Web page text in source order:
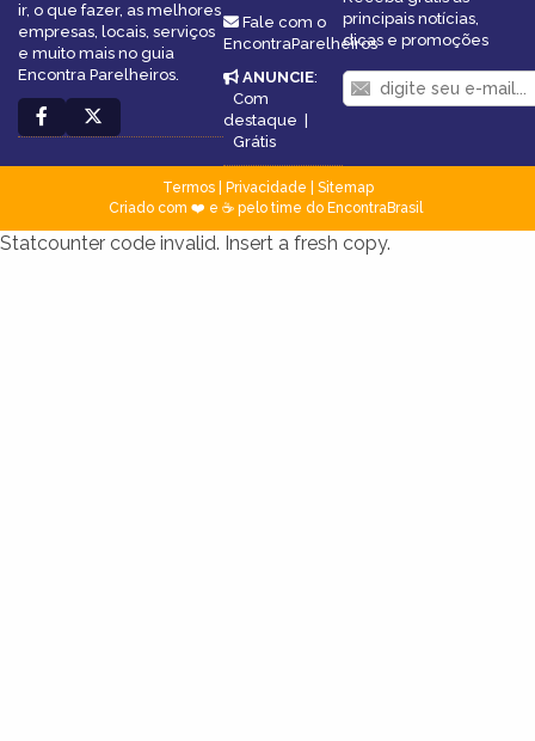
ir, o que fazer, as melhores
empresas, locais, serviços
e muito mais no guia
Encontra Parelheiros.
Fale com o
EncontraParelheiros
ANUNCIE:
Com
destaque |
Grátis
principais notícias,
dicas e promoções
Termos| Privacidade
Sitemap
Criado com ❤️ e ☕ pelo time do EncontraBrasil
Statcounter code invalid. Insert a fresh copy.